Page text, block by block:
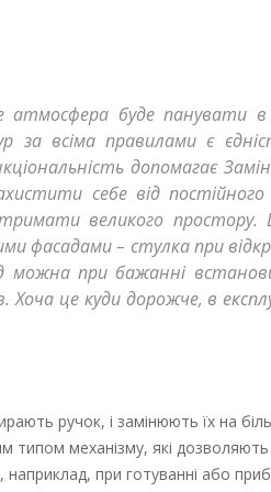
буде панувати в
за всіма правилами є
допомагає
себе від постійного
великого простору.
фасадами – стулка при
можна при бажанні
Хоча це куди дорожче, в
ручок, і замінюють їх на
механізму, які дозволяють
при готуванні або